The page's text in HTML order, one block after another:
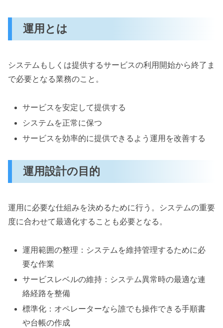
運用とは
システムもしくは提供するサービスの利用開始から終了ま
で必要となる業務のこと。
サービスを安定して提供する
システムを正常に保つ
サービスを効率的に提供できるよう運用を改善する
運用設計の目的
運用に必要な仕組みを決めるために行う。システムの重要
度に合わせて最適化することも必要となる。
運用範囲の整理：システムを維持管理するために必
要な作業
サービスレベルの維持：システム異常時の最適な連
絡経路を整備
標準化：オペレーターなら誰でも操作できる手順書
や台帳の作成